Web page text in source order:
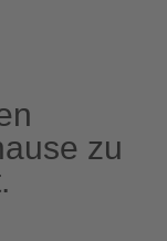
zu